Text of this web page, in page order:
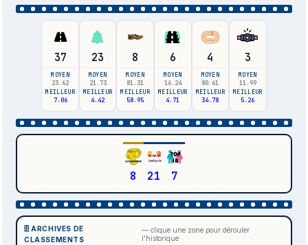
37
MOYEN
23.62
MEILLEUR
7.06
23
MOYEN
21.73
MEILLEUR
4.42
8
MOYEN
81.31
MEILLEUR
58.95
6
MOYEN
16.24
MEILLEUR
4.71
4
MOYEN
80.61
MEILLEUR
34.78
3
MOYEN
11.99
MEILLEUR
5.26
8 21 7
🗄️ ARCHIVES DE
CLASSEMENTS
— clique une zone pour dérouler
l'historique